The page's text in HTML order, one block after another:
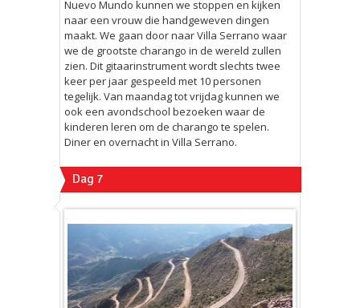
Nuevo Mundo kunnen we stoppen en kijken
naar een vrouw die handgeweven dingen
maakt. We gaan door naar Villa Serrano waar
we de grootste charango in de wereld zullen
zien. Dit gitaarinstrument wordt slechts twee
keer per jaar gespeeld met 10 personen
tegelijk. Van maandag tot vrijdag kunnen we
ook een avondschool bezoeken waar de
kinderen leren om de charango te spelen.
Diner en overnacht in Villa Serrano.
Dag 7